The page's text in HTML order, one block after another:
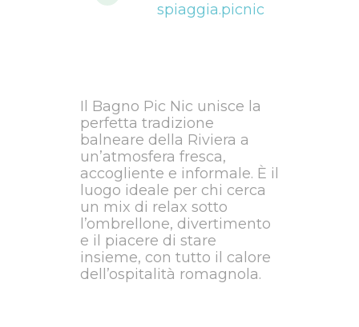
spiaggia.picnic
Il Bagno Pic Nic unisce la
perfetta tradizione
balneare della Riviera a
un’atmosfera fresca,
accogliente e informale. È il
luogo ideale per chi cerca
un mix di relax sotto
l’ombrellone, divertimento
e il piacere di stare
insieme, con tutto il calore
dell’ospitalità romagnola.